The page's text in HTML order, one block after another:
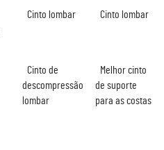
Cinto lombar Cinto lombar
Cinto de
descompressão
lombar
Melhor cinto
de suporte
para as costas